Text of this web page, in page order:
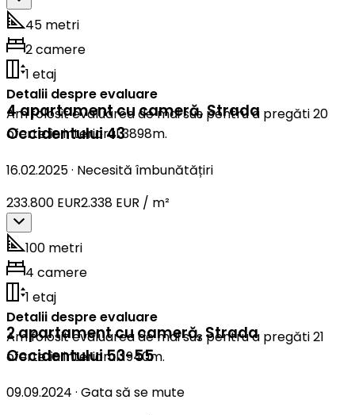
45 metri
2 camere
1 etaj
Detalii despre evaluare
Am folosit evaluarea de mai sus pentru a pregăti 20
oferte în interiorul 3898m.
4 apartament cu cameră,Strada
Occidentului 43
16.02.2025· Necesită îmbunătățiri
233.800 EUR2.338 EUR / m²
100 metri
4 camere
1 etaj
Detalii despre evaluare
Am folosit evaluarea de mai sus pentru a pregăti 21
oferte în interiorul 1940m.
2 apartament cu cameră,Strada
Occidentului 53-55
09.09.2024 · Gata să se mute